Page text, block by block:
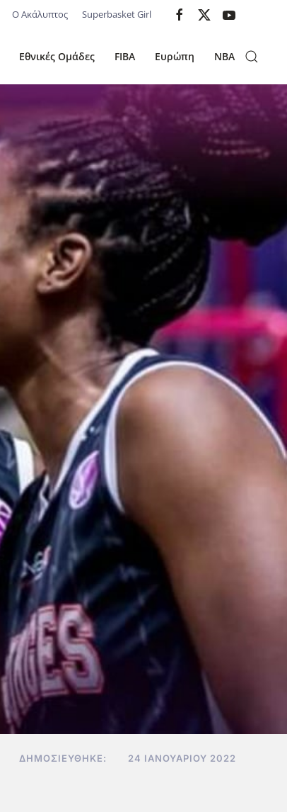
Ο Ακάλυπτος Superbasket Girl
Εθνικές Ομάδες FIBA Ευρώπη NBA
ΔΗΜΟΣΙΕΎΘΗΚΕ: 24 ΙΑΝΟΥΑΡΊΟΥ 2022